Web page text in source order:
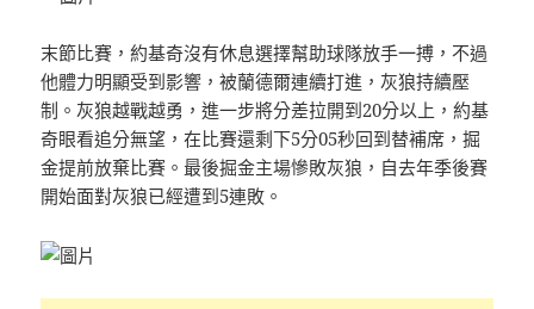
末節比賽，約基奇沒有休息選擇幫助球隊放手一搏，不過
他體力明顯受到影響，被蘭德爾連續打進，灰狼持續壓
制。灰狼越戰越勇，進一步將分差拉開到20分以上，約基
奇眼看追分無望，在比賽還剩下5分05秒回到替補席，掘
金提前放棄比賽。最後掘金主場慘敗灰狼，自去年季後賽
開始面對灰狼已經遭到5連敗。